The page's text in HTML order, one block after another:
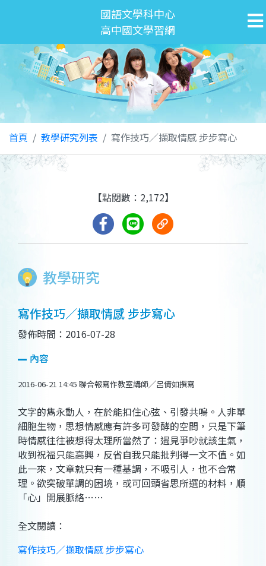
國語文學科中心
高中國文學習網
首頁 教學研究列表 寫作技巧／擷取情感 步步寫心
教學研究
【點閱數：2,172】
寫作技巧／擷取情感 步步寫心
發佈時間：2016-07-28
內容
2016-06-21 14:45 聯合報寫作教室講師╱呂倩如撰寫
文字的雋永動人，在於能扣住心弦、引發共鳴。人非單
細胞生物，思想情感應有許多可發酵的空間，只是下筆
時情感往往被想得太理所當然了：遇見爭吵就該生氣，
收到祝福只能高興，反省自我只能批判得一文不值。如
此一來，文章就只有一種基調，不吸引人，也不合常
理。欲突破單調的困境，或可回頭省思所選的材料，順
「心」開展脈絡……
全文閱讀：
寫作技巧／擷取情感 步步寫心